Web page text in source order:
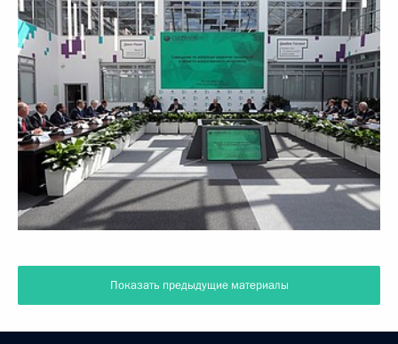
Показать предыдущие материалы